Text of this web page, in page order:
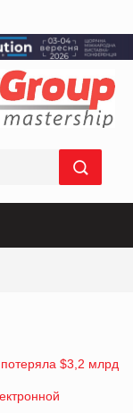
$3,2 млрд